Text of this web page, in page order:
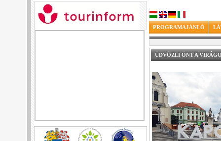
PROGRAMAJÁNLÓ
ÜDVÖZLI ÖNT A